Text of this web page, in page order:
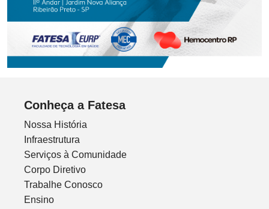
Conheça a Fatesa
Nossa História
Infraestrutura
Serviços à Comunidade
Corpo Diretivo
Trabalhe Conosco
Ensino